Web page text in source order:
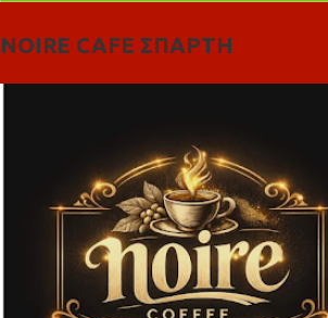
NOIRE CAFE ΣΠΑΡΤΗ